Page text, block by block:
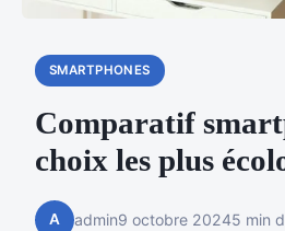
SMARTPHONES
Comparatif
choix les plus
A admin9 octobre 20245 min